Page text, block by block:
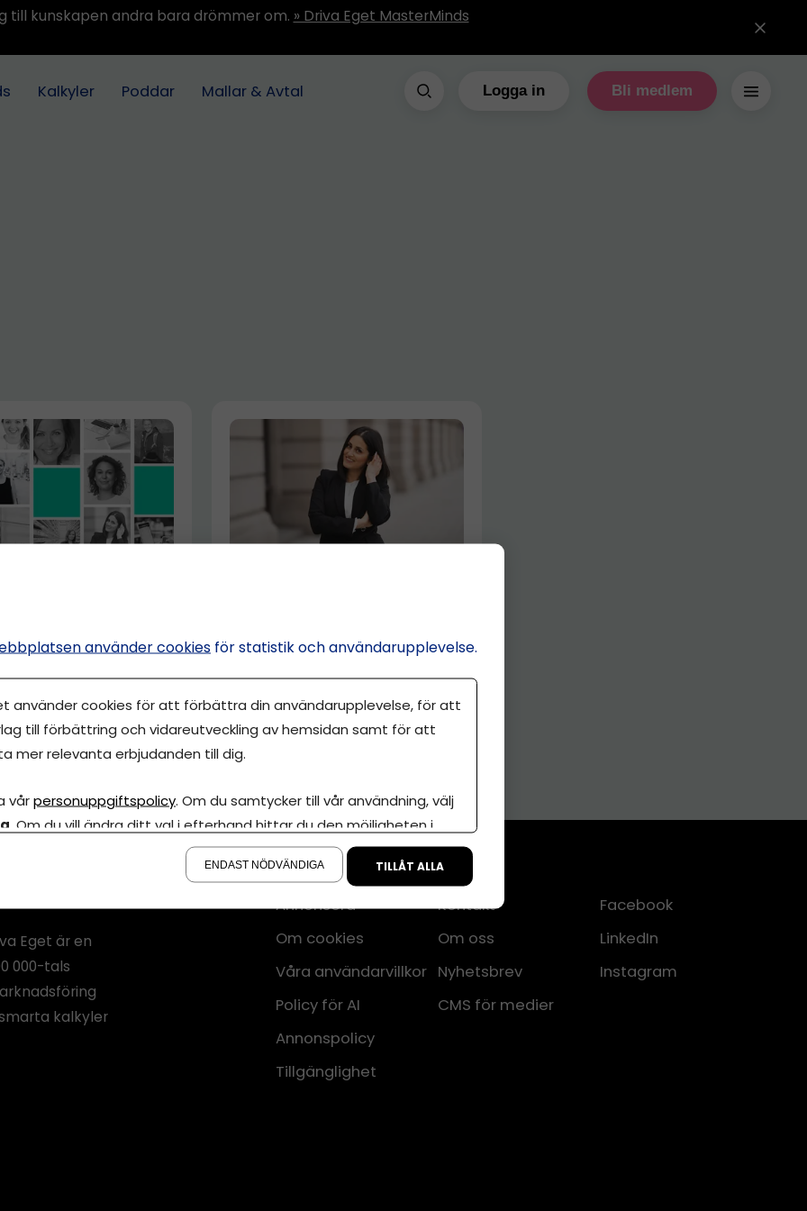
till kunskapen andra bara drömmer om. » Driva Eget MasterMinds
Kalkyler Poddar Mallar & Avtal Logga in Bli medlem
Wallin
Wellibites och förändrar
Josefin Wallin
Eget är en
000-tals
kalkyler
Annonsera
Om cookies
Våra användarvillkor
Policy för AI
Annonspolicy
Tillgänglighet
Kontakt
Om oss
Nyhetsbrev
CMS för medier
Facebook
LinkedIn
Instagram
använder cookies för statistik och användarupplevelse.
använder cookies för att förbättra din användarupplevelse, för att
till förbättring och vidareutveckling av hemsidan samt för att
mer relevanta erbjudanden till dig.
vårpersonuppgiftspolicy. Om du samtycker till vår användning, välj
. Om du vill ändra ditt val i efterhand hittar du den möjligheten i
ENDAST NÖDVÄNDIGA TILLÅT ALLA